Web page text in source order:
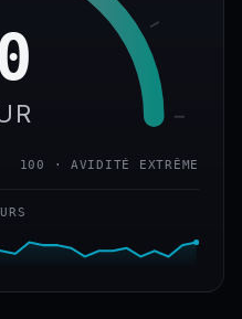
100 · AVIDITÉ EXTRÊME